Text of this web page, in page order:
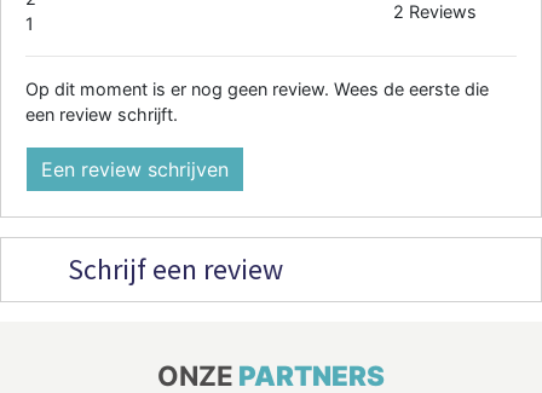
1
2 Reviews
Op dit moment is er nog geen review. Wees de eerste die
een review schrijft.
Een review schrijven
Schrijf een review
ONZE PARTNERS